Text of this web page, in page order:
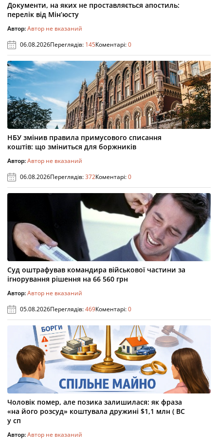
Документи, на яких не проставляється апостиль:
перелік від Мін’юсту
Автор:Автор не вказаний
06.08.2026Переглядів: 145Коментарі:0
НБУ змінив правила примусового списання
коштів: що зміниться для боржників
Автор:Автор не вказаний
06.08.2026Переглядів:372Коментарі:0
Суд оштрафував командира військової частини за
ігнорування рішення на 66 560 грн
Автор:Автор не вказаний
05.08.2026Переглядів:469Коментарі:0
Чоловік помер, але позика залишилася: як фраза
«на його розсуд» коштувала дружині $1,1 млн ( ВС
у сп
Автор:Автор не вказаний